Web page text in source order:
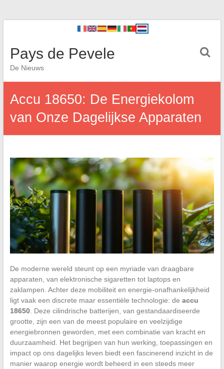
Pays de Pevele
De Nieuws
Accu 18650: De Energiekolom
van Onze Dagelijkse Apparaten
De moderne wereld steunt op een myriade van draagbare
apparaten, van elektronische sigaretten tot laptops en
zaklampen. Achter deze mobiliteit en energie-onafhankelijkheid
ligt vaak een discrete maar essentiële technologie: de accu
18650. Deze cilindrische batterijen, van gestandaardiseerde
grootte, zijn een van de meest populaire en veelzijdige
energiebronnen geworden, met een combinatie van kracht en
duurzaamheid. Het begrijpen van hun werking, toepassingen en
impact op ons dagelijks leven biedt een fascinerend inzicht in de
manier waarop energie wordt beheerd in een steeds meer